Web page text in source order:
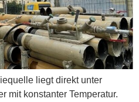
liegt direkt unter
mit konstanter Temperatur.